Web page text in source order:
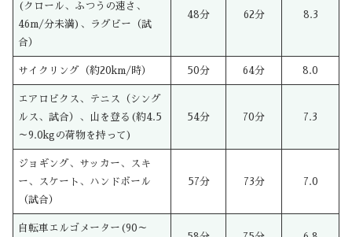
(クロール、ふつうの速さ、
46m/分未満)、ラグビー（試
合）
48分 62分 8.3
サイクリング（約20km/時） 50分 64分 8.0
エアロビクス、テニス（シング
ルス、試合）、山を登る(約4.5
～9.0kgの荷物を持って)
54分 70分 7.3
ジョギング、サッカー、スキ
ー、スケート、ハンドボール
（試合）
57分 73分 7.0
自転車エルゴメーター(90～